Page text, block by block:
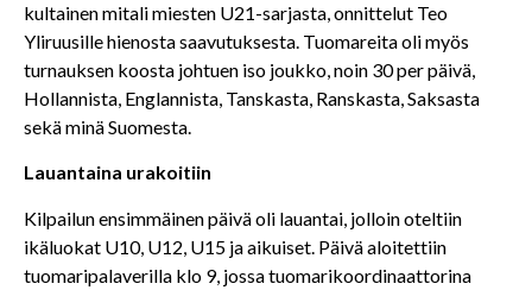
kultainen mitali miesten U21-sarjasta, onnittelut Teo
Yliruusille hienosta saavutuksesta. Tuomareita oli myös
turnauksen koosta johtuen iso joukko, noin 30 per päivä,
Hollannista, Englannista, Tanskasta, Ranskasta, Saksasta
sekä minä Suomesta.
Lauantaina urakoitiin
Kilpailun ensimmäinen päivä oli lauantai, jolloin oteltiin
ikäluokat U10, U12, U15 ja aikuiset. Päivä aloitettiin
tuomaripalaverilla klo 9, jossa tuomarikoordinaattorina